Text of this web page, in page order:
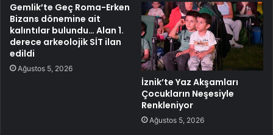
Gemlik’te Geç Roma-Erken
Bizans dönemine ait
kalıntılar bulundu… Alan 1.
derece arkeolojik SİT ilan
edildi
Ağustos 5, 2026
İznik’te Yaz Akşamları
Çocukların Neşesiyle
Renkleniyor
Ağustos 5, 2026